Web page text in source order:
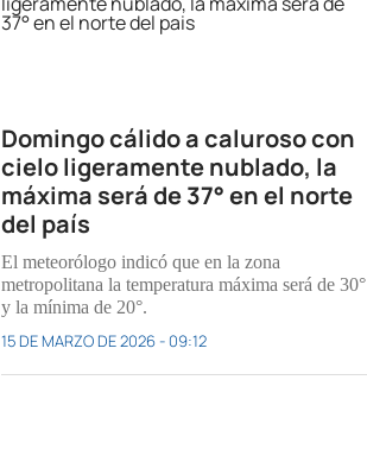
Domingo cálido a caluroso con
cielo ligeramente nublado, la
máxima será de 37° en el norte
del país
El meteorólogo indicó que en la zona
metropolitana la temperatura máxima será de 30°
y la mínima de 20°.
15 DE MARZO DE 2026 - 09:12